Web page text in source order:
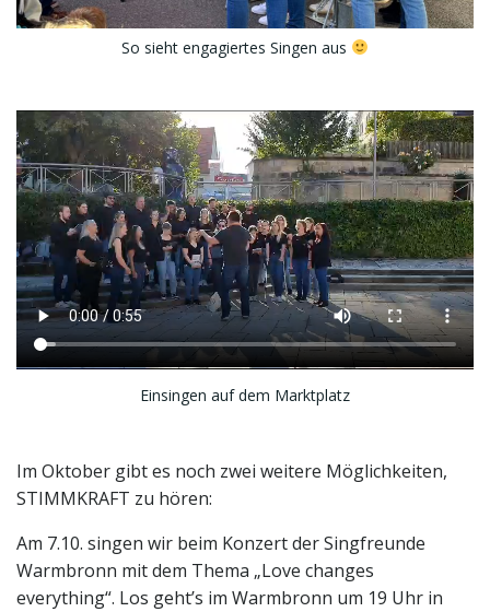
So sieht engagiertes Singen aus
Einsingen auf dem Marktplatz
Im Oktober gibt es noch zwei weitere Möglichkeiten,
STIMMKRAFT zu hören:
Am 7.10. singen wir beim Konzert der Singfreunde
Warmbronn mit dem Thema „Love changes
everything“. Los geht’s im Warmbronn um 19 Uhr in